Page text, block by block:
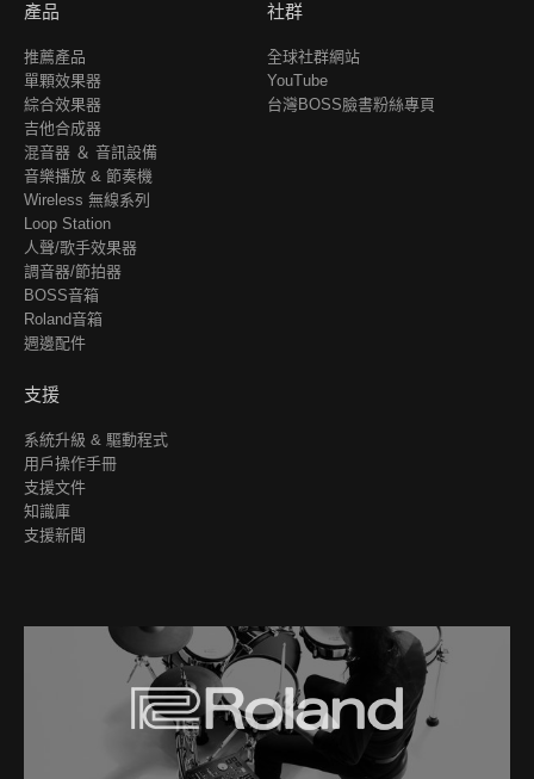
產品
推薦產品
單顆效果器
綜合效果器
吉他合成器
混音器 ＆ 音訊設備
音樂播放 & 節奏機
Wireless 無線系列
Loop Station
人聲/歌手效果器
調音器/節拍器
BOSS音箱
Roland音箱
週邊配件
社群
全球社群網站
YouTube
台灣BOSS臉書粉絲專頁
支援
系統升級 & 驅動程式
用戶操作手冊
支援文件
知識庫
支援新聞